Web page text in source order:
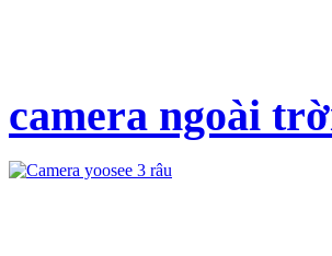
camera ngoài